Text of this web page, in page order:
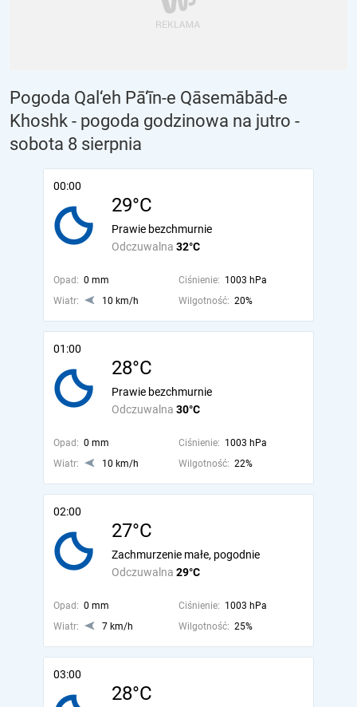
Pogoda Qal‘eh Pā‘īn-e Qāsemābād-e
Khoshk - pogoda godzinowa na jutro -
sobota 8 sierpnia
00:00
29°C
Odczuwalna 32°C
Prawie bezchmurnie
Opad: 0 mm Ciśnienie: 1003 hPa
Wiatr:
10 km/h Wilgotność: 20%
01:00
28°C
Odczuwalna 30°C
Prawie bezchmurnie
Opad: 0 mm Ciśnienie: 1003 hPa
Wiatr:
10 km/h Wilgotność: 22%
02:00
27°C
Odczuwalna 29°C
Zachmurzenie małe, pogodnie
Opad: 0 mm Ciśnienie: 1003 hPa
Wiatr:
7 km/h Wilgotność: 25%
03:00
28°C